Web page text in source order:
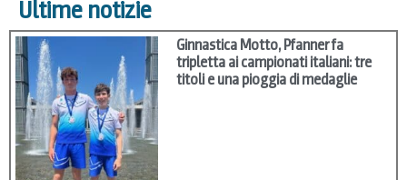
Ultime notizie
Ginnastica Motto, Pfanner fa
tripletta ai campionati italiani: tre
titoli e una pioggia di medaglie